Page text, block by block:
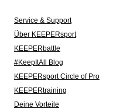
Service & Support
Über KEEPERsport
KEEPERbattle
#KeepItAll Blog
KEEPERsport Circle of Pro
KEEPERtraining
Deine Vorteile